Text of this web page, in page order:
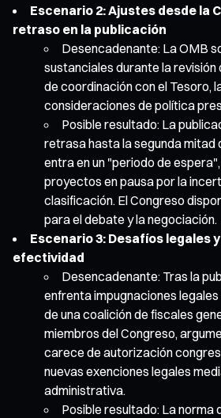
Escenario 2: Ajustes desde la
retraso en la publicación
Desencadenante: La OMB
sustanciales durante la revisión
de coordinación con el Tesoro,
consideraciones de política
Posible resultado: La
retrasa hasta la segunda mitad
entra en un "periodo de
proyectos en pausa por la
clasificación. El Congreso
para el debate y la negociación.
Escenario 3: Desafíos legales
efectividad
Desencadenante: Tras la
enfrenta impugnaciones
de una coalición de fiscales
miembros del Congreso,
carece de autorización
nuevas exenciones legales
administrativa.
Posible resultado: La norma